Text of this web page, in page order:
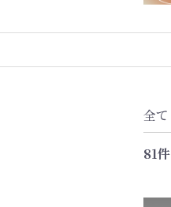
全て
81件